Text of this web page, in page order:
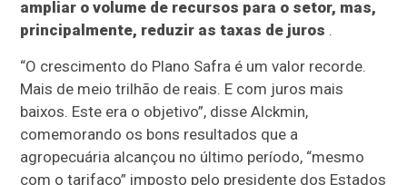
ampliar o volume de recursos para o setor, mas,
principalmente, reduzir as taxas de juros .
“O crescimento do Plano Safra é um valor recorde.
Mais de meio trilhão de reais. E com juros mais
baixos. Este era o objetivo”, disse Alckmin,
comemorando os bons resultados que a
agropecuária alcançou no último período, “mesmo
com o tarifaço” imposto pelo presidente dos Estados